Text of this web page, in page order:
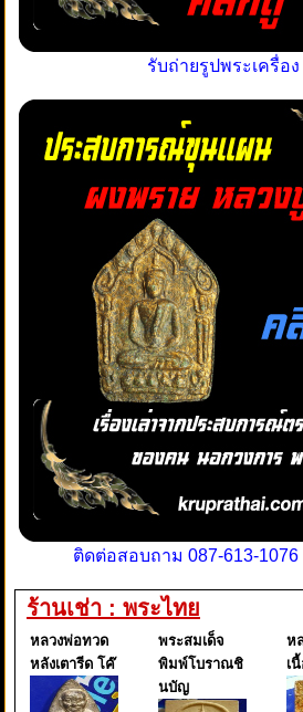
รับถ่ายรูปพระเครื่อง
ติดต่อสอบถาม 087-613-
ร้านเช่า : พระไทย
หลวงพ่อทวด
หลังเตารีด โค๊
พระสมเด็จ
พิมพ์โบราณชิ
นบัญ
ห
เ